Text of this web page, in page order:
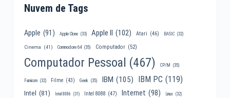
Nuvem de Tags
Apple (91) Apple Clone (33) Apple II (102) Atari (46) BASIC (32)
Cinema (41) Commodore 64 (35) Computador (52)
Computador Pessoal (467) CP/M (35)
Famicom (32) Filme (43) Geek (35) IBM (105) IBM PC (119)
Intel (81) Intel 8086 (31) Intel 8088 (47) Internet (98) Linux (32)